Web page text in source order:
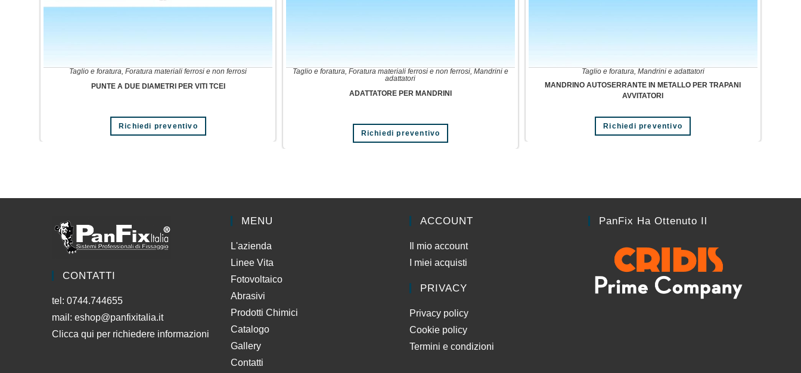
Taglio e foratura,Foratura materiali ferrosi e non ferrosi
PUNTE A DUE DIAMETRI PER VITI TCEI
Richiedi preventivo
Taglio e foratura, Foratura materiali ferrosi e non ferrosi, Mandrini e
adattatori
ADATTATORE PER MANDRINI
Richiedi preventivo
Taglio e foratura, Mandrini e adattatori
MANDRINO AUTOSERRANTE IN METALLO PER TRAPANI
AVVITATORI
Richiedi preventivo
CONTATTI
tel: 0744.744655
mail: eshop@panfixitalia.it
Clicca qui per richiedere informazioni
MENU
L'azienda
Linee Vita
Fotovoltaico
Abrasivi
Prodotti Chimici
Catalogo
Gallery
Contatti
ACCOUNT
Il mio account
I miei acquisti
PRIVACY
Privacy policy
Cookie policy
Termini e condizioni
PanFix Ha Ottenuto Il